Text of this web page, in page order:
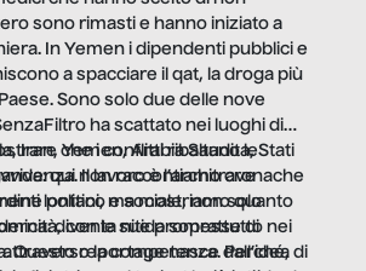
sono rimasti e hanno iniziato a
In Yemen i dipendenti pubblici e
a spacciare il qat, la droga più
Sono solo due delle nove
ha scattato nei luoghi di
che i conflitti ribaltano le
Il lavoro è l’architrave
politico e sociale, non solo
diventa nitida soprattutto nei
Questo reportage nasce dall’idea
Iran, Yemen, Arabia Saudita, Stati
qui non raccontiamo cronache
lontani, ma mostriamo quanto
con le sue promesse di
la competenza. Perché, di